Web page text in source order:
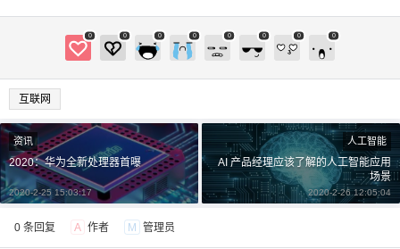
0 0 0 0 0 0 0 0
互联网
资讯
2020：华为全新处理器首曝
2020-2-25 15:03:17
人工智能
AI 产品经理应该了解的人工智能应用
场景
2020-2-26 12:05:04
0 条回复 A 作者 M 管理员